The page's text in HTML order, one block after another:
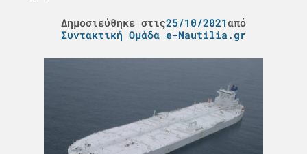
Δημοσιεύθηκε στις25/10/2021από
Συντακτική Ομάδα e-Nautilia.gr